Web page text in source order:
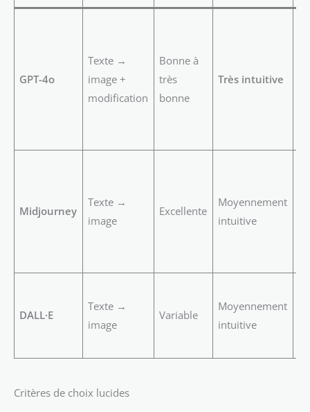
GPT-4o
Texte →
image +
modification
Bonne à
très
bonne
Très intuitive
Midjourney
Texte →
image
Excellente
Moyennement
intuitive
DALL·E
Texte →
image
Variable
Moyennement
intuitive
Critères de choix lucides